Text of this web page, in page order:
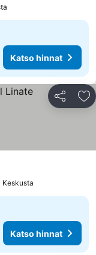
Katso hinnat
Jaa
Keskusta
Katso hinnat